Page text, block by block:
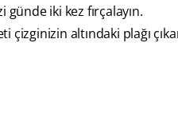
günde iki kez fırçalayın.
altındaki plağı